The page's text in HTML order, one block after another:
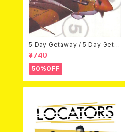
5 Day Getaway / 5 Day Geta
way (CDEP)
¥740
50%OFF